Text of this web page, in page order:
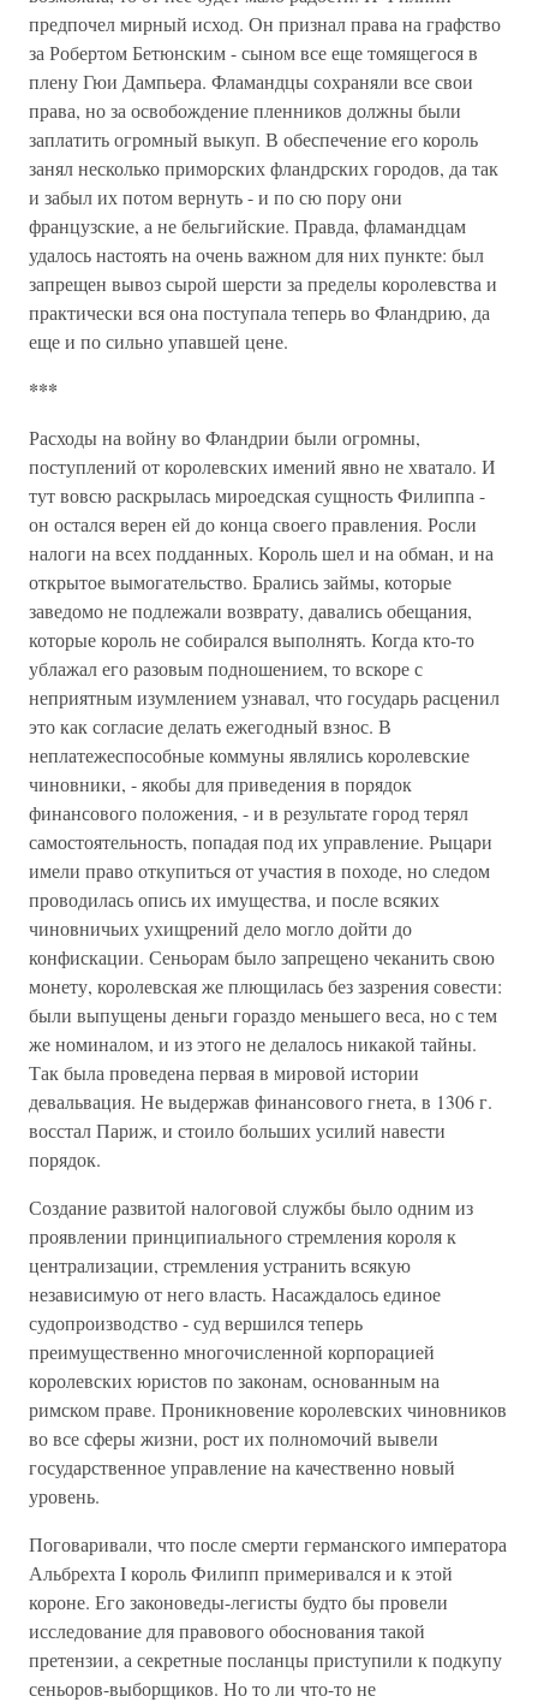
предпочел мирный исход. Он признал права на графство
за Робертом Бетюнским - сыном все еще томящегося в
плену Гюи Дампьера. Фламандцы сохраняли все свои
права, но за освобождение пленников должны были
заплатить огромный выкуп. В обеспечение его король
занял несколько приморских фландрских городов, да так
и забыл их потом вернуть - и по сю пору они
французские, а не бельгийские. Правда, фламандцам
удалось настоять на очень важном для них пункте: был
запрещен вывоз сырой шерсти за пределы королевства и
практически вся она поступала теперь во Фландрию, да
еще и по сильно упавшей цене.
***
Расходы на войну во Фландрии были огромны,
поступлений от королевских имений явно не хватало. И
тут вовсю раскрылась мироедская сущность Филиппа -
он остался верен ей до конца своего правления. Росли
налоги на всех подданных. Король шел и на обман, и на
открытое вымогательство. Брались займы, которые
заведомо не подлежали возврату, давались обещания,
которые король не собирался выполнять. Когда кто-то
ублажал его разовым подношением, то вскоре с
неприятным изумлением узнавал, что государь расценил
это как согласие делать ежегодный взнос. В
неплатежеспособные коммуны являлись королевские
чиновники, - якобы для приведения в порядок
финансового положения, - и в результате город терял
самостоятельность, попадая под их управление. Рыцари
имели право откупиться от участия в походе, но следом
проводилась опись их имущества, и после всяких
чиновничьих ухищрений дело могло дойти до
конфискации. Сеньорам было запрещено чеканить свою
монету, королевская же плющилась без зазрения совести:
были выпущены деньги гораздо меньшего веса, но с тем
же номиналом, и из этого не делалось никакой тайны.
Так была проведена первая в мировой истории
девальвация. Не выдержав финансового гнета, в 1306 г.
восстал Париж, и стоило больших усилий навести
порядок.
Создание развитой налоговой службы было одним из
проявлении принципиального стремления короля к
централизации, стремления устранить всякую
независимую от него власть. Насаждалось единое
судопроизводство - суд вершился теперь
преимущественно многочисленной корпорацией
королевских юристов по законам, основанным на
римском праве. Проникновение королевских чиновников
во все сферы жизни, рост их полномочий вывели
государственное управление на качественно новый
уровень.
Поговаривали, что после смерти германского императора
Альбрехта I король Филипп примеривался и к этой
короне. Его законоведы-легисты будто бы провели
исследование для правового обоснования такой
претензии, а секретные посланцы приступили к подкупу
сеньоров-выборщиков. Но то ли что-то не